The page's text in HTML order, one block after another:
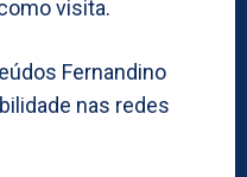
visita.
Fernandino
nas redes